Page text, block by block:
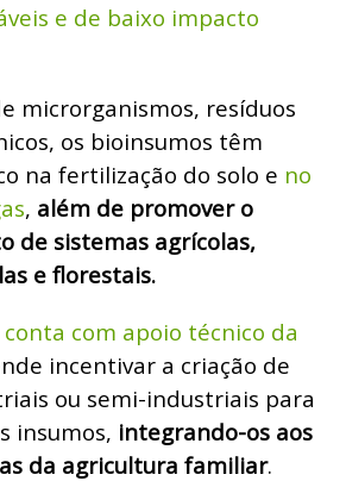
e de baixo impacto
microrganismos, resíduos
os bioinsumos têm
na fertilização do solo e no
, além de promover o
de sistemas agrícolas,
e florestais.
conta com apoio técnico da
incentivar a criação de
ou semi-industriais para
insumos, integrando-os aos
da agricultura familiar.